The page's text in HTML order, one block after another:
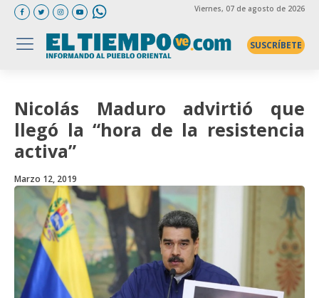
Viernes, 07 de agosto de 2026
SUSCRÍBETE
Nicolás Maduro advirtió que
llegó la “hora de la resistencia
activa”
Marzo 12, 2019